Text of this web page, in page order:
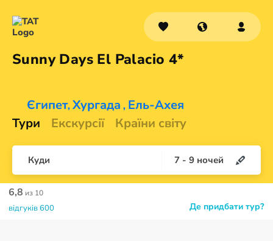
Sunny Days El Palacio 4*
Єгипет, Хургада , Ель-Ахея
Тури
Екскурсії Країни світу
Куди 7 - 9 ночей
Де придбати тур?
6,8 из 10
відгуків 600